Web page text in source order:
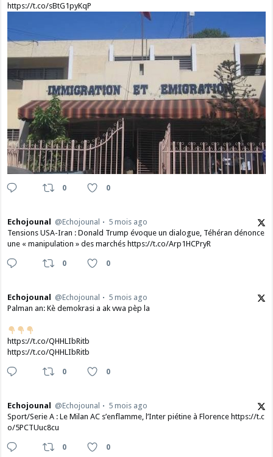
https://t.co/sBtG1pyKqP
0 0
Echojounal @Echojounal
5 mois ago
Tensions USA-Iran : Donald Trump évoque un dialogue, Téhéran dénonce
une « manipulation » des marchés https://t.co/Arp1HCPryR
0 0
Echojounal @Echojounal
5 mois ago
Palman an: Kè demokrasi a ak vwa pèp la
https://t.co/QHHLIbRitb
https://t.co/QHHLIbRitb
0 0
Echojounal @Echojounal
5 mois ago
Sport/Serie A : Le Milan AC s’enflamme, l’Inter piétine à Florence https://t.c
o/5PCTUuc8cu
0 0